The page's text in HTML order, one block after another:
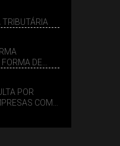
TRIBUTÁRIA
DE
POR
COM